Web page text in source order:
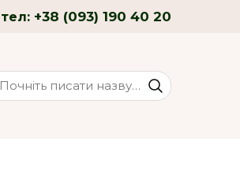
тел: +38 (093) 190 40 20